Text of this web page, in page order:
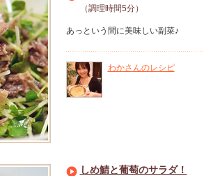
（調理時間5分）
あっという間に美味しい副菜♪
わかさんのレシピ
しめ鯖と葡萄のサラダ！